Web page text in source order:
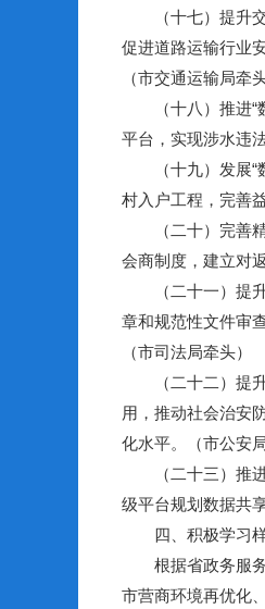
（十七）提升交
促进道路运输行业
（市交通运输局牵头
（十八）推进“数
平台，实现涉水违
（十九）发展“数
村入户工程，完善
（二十）完善精
会商制度，建立对
（二十一）提升
章和规范性文件审
（市司法局牵头）
（二十二）提升
用，推动社会治安
化水平。（市公安
（二十三）推进
级平台规划数据共
四、积极学习样
根据省政务服务
市营商环境再优化